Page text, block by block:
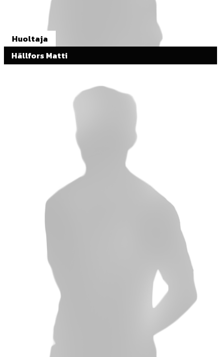
Huoltaja
Hällfors Matti